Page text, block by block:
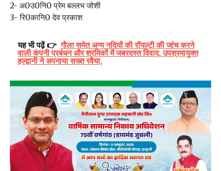
2- अ0उ0नि0 प्रेम बल्लभ जोशी
3- रि0कानि0 देव प्रकाश
यह भी पढ़ें 👉 गौला समेत अन्य नदियों की रॉयल्टी की जांच करने
वाली कंपनी प्रबंधन और श्रमिकों में जबरदस्त विवाद, उपश्रमायुक्त
हल्द्वानी ने अपनाया सख्त रवैया,